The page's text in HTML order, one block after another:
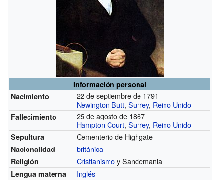
Información personal
Nacimiento
22 de septiembre de 1791
Newington Butt,Surrey, Reino Unido
Fallecimiento
25 de agosto de 1867
Hampton Court,Surrey, Reino Unido
Sepultura Cementerio de Highgate
Nacionalidad británica
Religión Cristianismoy Sandemania
Lengua materna Inglés